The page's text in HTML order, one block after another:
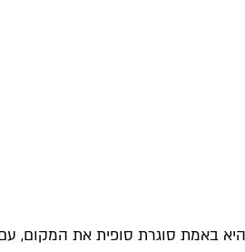
באמת סוגרת סופית את המקום, עם